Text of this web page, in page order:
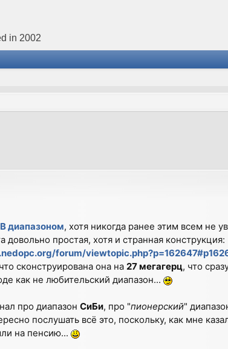
in 2002
диапазоном, хотя никогда ранее этим всем не
простая, хотя и странная конструкция:
forum/
сконструирована она на 27 мегагерц, что
как не любительский диапазон...
про диапазон СиБи, про "пионерский"
послушать всё это, поскольку, как мне
на пенсию...